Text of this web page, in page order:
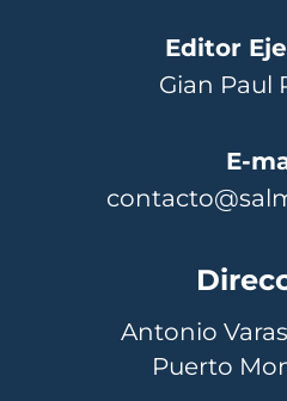
Editor
Gian Paul
E-
Antonio
Puerto